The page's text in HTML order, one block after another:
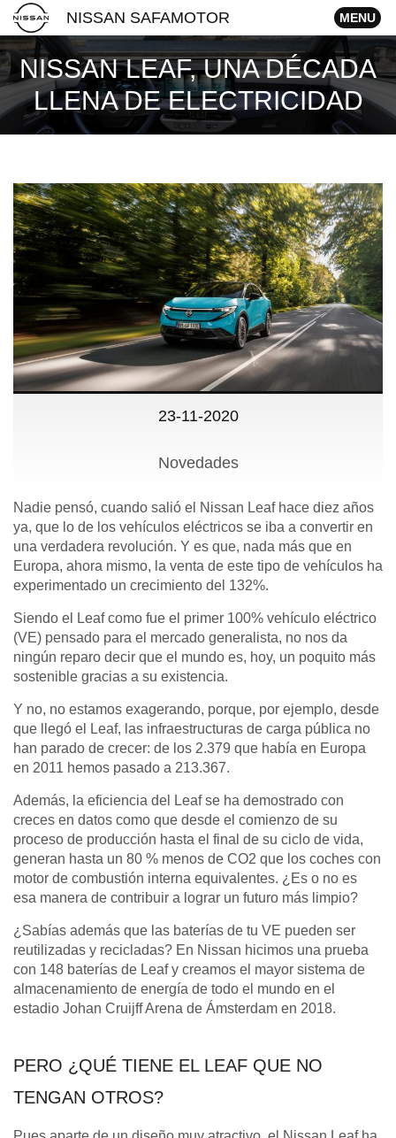
NISSAN SAFAMOTOR MENU
NISSAN LEAF, UNA DÉCADA
LLENA DE ELECTRICIDAD
23-11-2020
Novedades
Nadie pensó, cuando salió el Nissan Leaf hace diez años
ya, que lo de los vehículos eléctricos se iba a convertir en
una verdadera revolución. Y es que, nada más que en
Europa, ahora mismo, la venta de este tipo de vehículos ha
experimentado un crecimiento del 132%.
Siendo el Leaf como fue el primer 100% vehículo eléctrico
(VE) pensado para el mercado generalista, no nos da
ningún reparo decir que el mundo es, hoy, un poquito más
sostenible gracias a su existencia.
Y no, no estamos exagerando, porque, por ejemplo, desde
que llegó el Leaf, las infraestructuras de carga pública no
han parado de crecer: de los 2.379 que había en Europa
en 2011 hemos pasado a 213.367.
Además, la eficiencia del Leaf se ha demostrado con
creces en datos como que desde el comienzo de su
proceso de producción hasta el final de su ciclo de vida,
generan hasta un 80 % menos de CO2 que los coches con
motor de combustión interna equivalentes. ¿Es o no es
esa manera de contribuir a lograr un futuro más limpio?
¿Sabías además que las baterías de tu VE pueden ser
reutilizadas y recicladas? En Nissan hicimos una prueba
con 148 baterías de Leaf y creamos el mayor sistema de
almacenamiento de energía de todo el mundo en el
estadio Johan Cruijff Arena de Ámsterdam en 2018.
PERO ¿QUÉ TIENE EL LEAF QUE NO
TENGAN OTROS?